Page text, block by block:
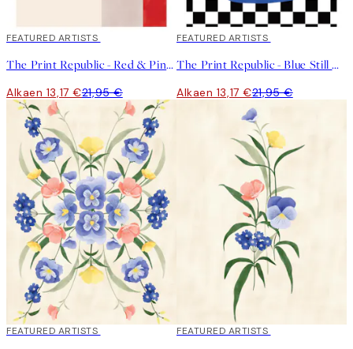
40%*
FEATURED ARTISTS
The Print Republic - Red & Pink Colour Block Juliste
Alkaen 13,17 €21,95 €
40%*
FEATURED ARTISTS
The Print Republic - Blue Still Life Poster No2 Juliste
Alkaen 13,17 €21,95 €
40%*
FEATURED ARTISTS 40%*
FEATURED ARTISTS